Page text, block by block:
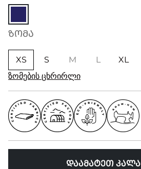
ᲖᲝᲛᲐ
XS S M L XL
ზომების ცხრირლი
ᲓᲐᲐᲛᲐᲢᲔᲗ